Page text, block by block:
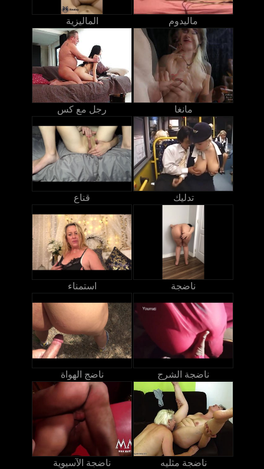
الماليزية ماليدوم
رجل مع كس مانغا
قناع تدليك
استمناء ناضجة
ناضج الهواة ناضجة الشرج
ناضجة الآسيوية ناضجة مثليه